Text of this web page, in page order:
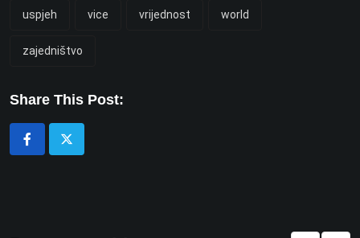
uspjeh vice vrijednost world
zajedništvo
Share This Post: